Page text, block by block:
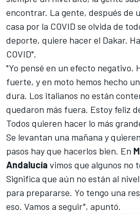
encontrar. La gente, después de
casa por la COVID se olvida de
deporte, quiere hacer el Dakar.
COVID".
"Yo pensé en un efecto negativo.
fuerte, y en moto hemos hecho
dura. Los italianos no están
quedaron más fuera. Estoy feliz
Todos quieren hacer lo más
Se levantan una mañana y
pasos hay que hacerlos bien. En
Andalucía vimos que algunos no
Significa que aún no están al
para prepararse. Yo tengo una
eso. Vamos a seguir", apuntó.